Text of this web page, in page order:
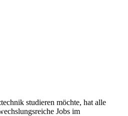
studieren möchte, hat alle
Jobs im